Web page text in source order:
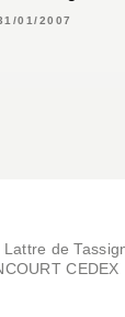
01/2007
de
CEDEX